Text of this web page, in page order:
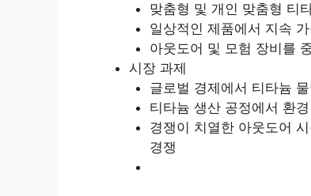
맞춤형 및 개인 맞춤형 티
일상적인 제품에서 지속
아웃도어 및 모험 장비를
시장 과제
글로벌 경제에서 티타늄
티타늄 생산 공정에서 환
경쟁이 치열한 아웃도어
경쟁